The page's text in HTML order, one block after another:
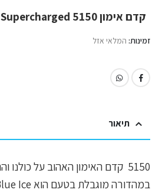
קדם אימון 5150 Supercharged במהדורת מוגבלת!
זמינות: המלאי אזל
תיאור
5150 קדם האימון האהוב על כולנו
במהדורה מוגבלת בטעם הוא Blue Ice